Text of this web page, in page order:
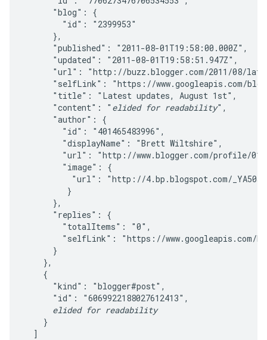
      "blog": {
        "id": "2399953"
      },
      "published": "2011-08-01T19:58:00.000Z",
      "updated": "2011-08-01T19:58:51.947Z",
"url": "http://buzz.blogger.com/2011/08/
"selfLink": "https://www.googleapis.com/
      "title": "Latest updates, August 1st",
      "content": "
elided for readability",
      "author": {
        "id": "401465483996",
        "displayName": "Brett Wiltshire",
"url": "http://www.blogger.com/profile/
        "image": {
"url": "http://4.bp.blogspot.com/
         }
      },
      "replies": {
        "totalItems": "0",
"selfLink": "https://www.googleapis.com/
      }
    },
    {
      "kind": "blogger#post",
      "id": "6069922188027612413",
elided for readability
    }
  ]